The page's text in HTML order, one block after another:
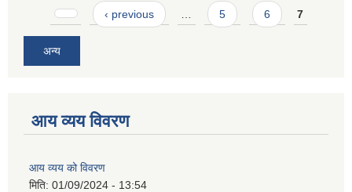
Pages ‹ previous … 5 6 7
अन्य
आय व्यय विवरण
आय व्यय को विवरण
मिति: 01/09/2024 - 13:54